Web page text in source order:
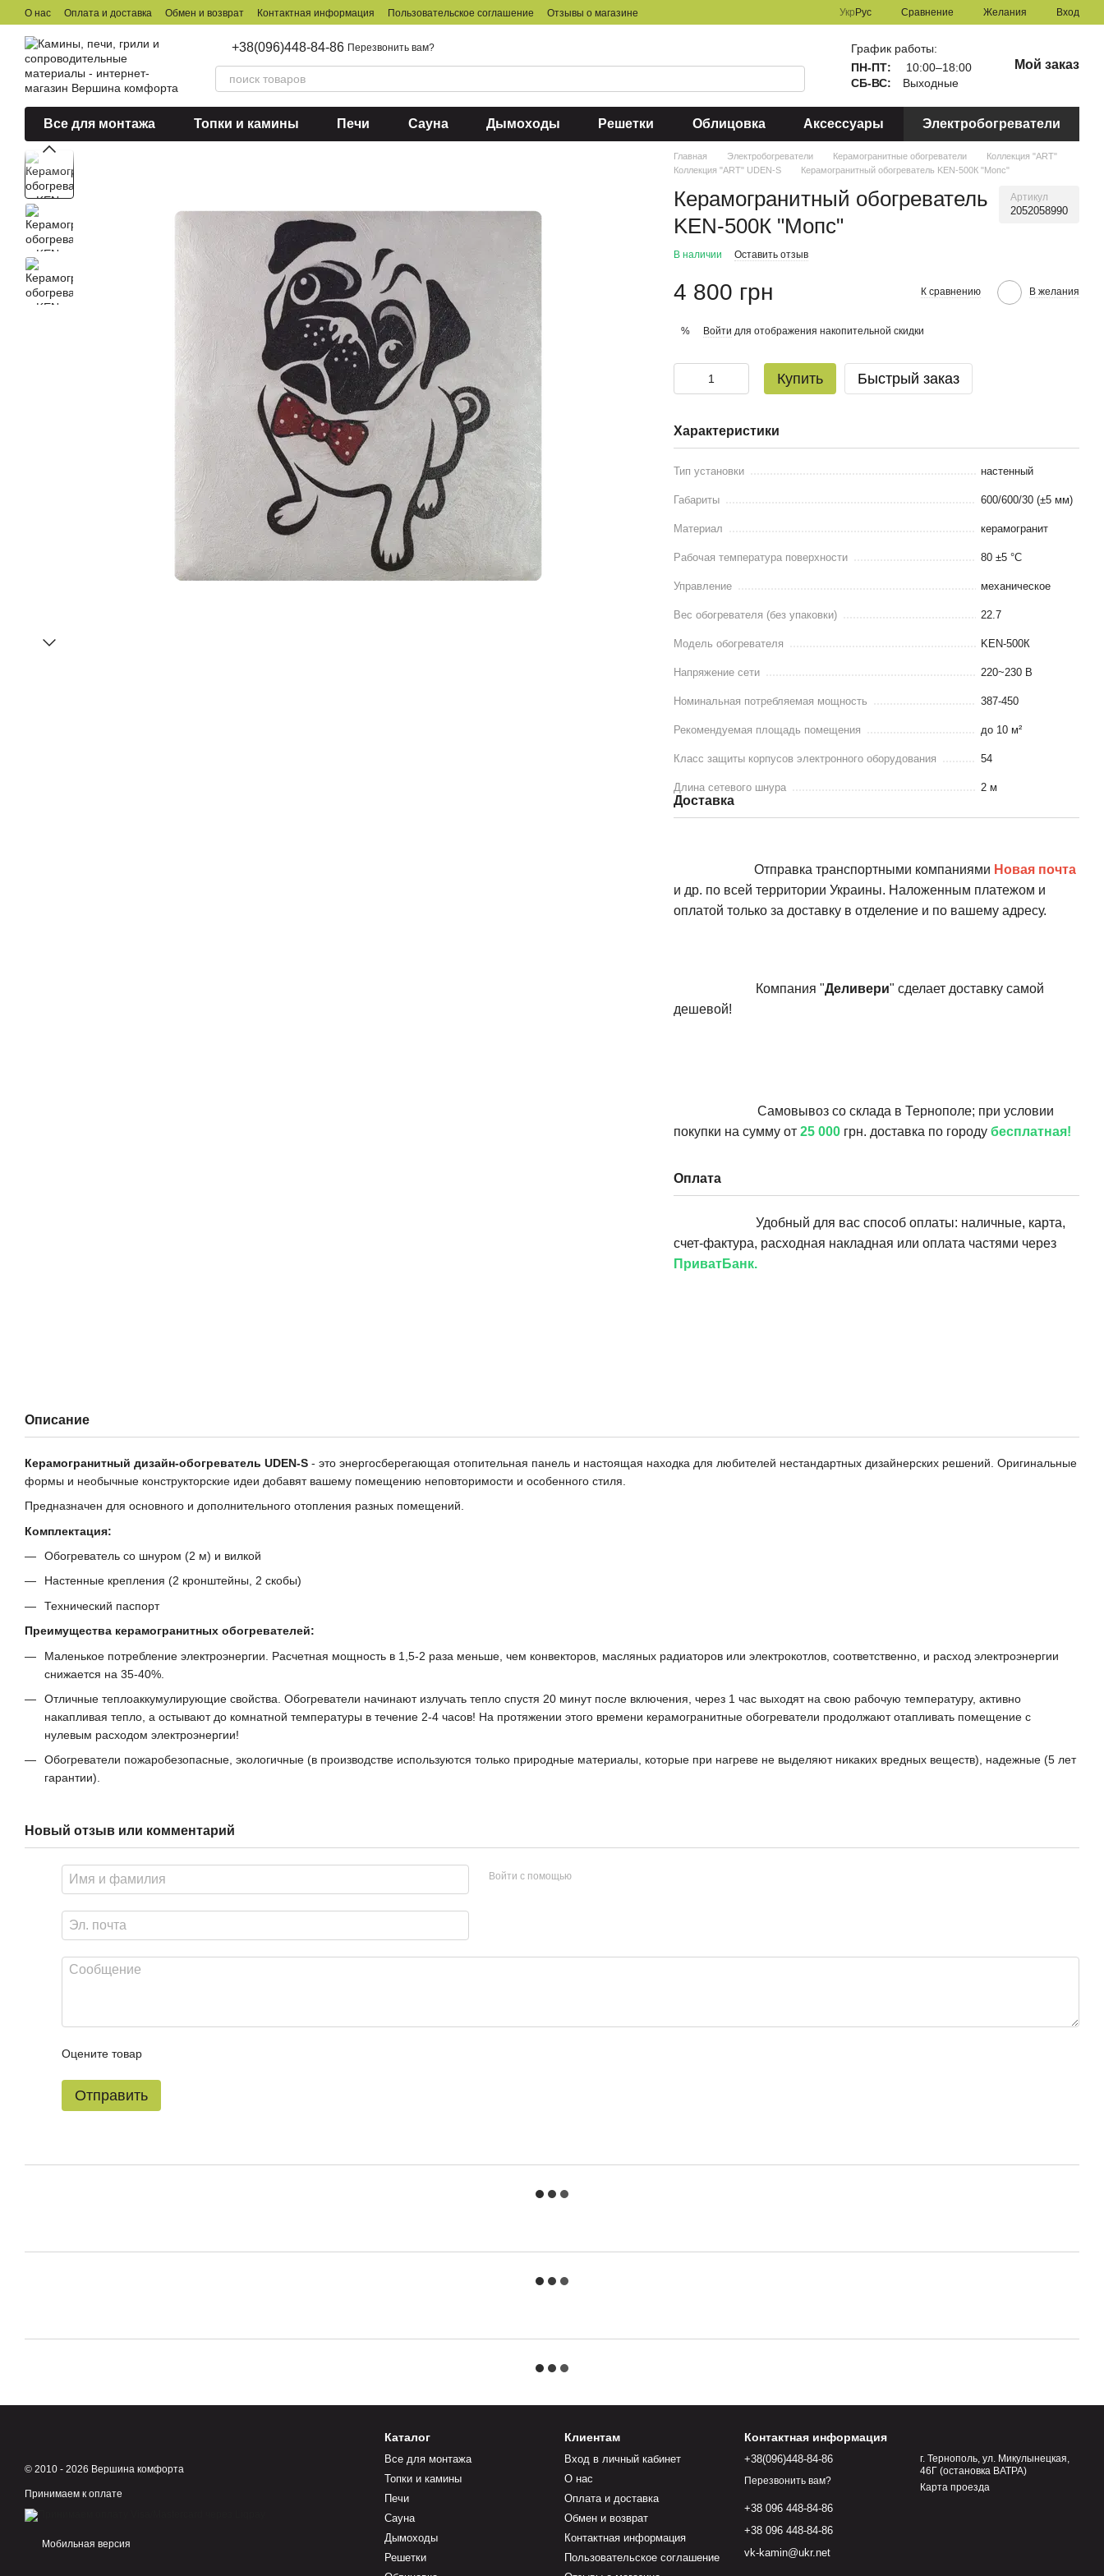
Перейти к основному контенту
О нас Оплата и доставка Обмен и возврат Контактная информация Пользовательское соглашение Отзывы о магазине Укр Рус Сравнение Желания Вход
+38(096)448-84-86 Перезвонить вам?
График работы:
ПН-ПТ:
10:00–18:00
СБ-ВС:
Выходные
Мой заказ
Все для монтажа Топки и камины Печи Сауна Дымоходы Решетки Облицовка Аксессуары Электробогреватели
Главная Электробогреватели Керамогранитные обогреватели
Коллекция "ART"
Коллекция "ART" UDEN-S
Керамогранитный обогреватель KEN-500К "Мопс"
Керамогранитный обогреватель
KEN-500К "Мопс"
Артикул
2052058990
В наличии Оставить отзыв
4 800 грн К сравнению В желания
% Войти для отображения накопительной скидки
Купить Быстрый заказ
Характеристики
Тип установки настенный
Габариты 600/600/30 (±5 мм)
Материал керамогранит
Рабочая температура поверхности 80 ±5 °С
Управление механическое
Вес обогревателя (без упаковки) 22.7
Модель обогревателя KEN-500К
Напряжение сети 220~230 В
Номинальная потребляемая мощность 387-450
Рекомендуемая площадь помещения до 10 м²
Класс защиты корпусов электронного оборудования 54
Длина сетевого шнура 2 м
Доставка
Отправка транспортными компаниями Новая почта
и др. по всей территории Украины. Наложенным платежом и
оплатой только за доставку в отделение и по вашему адресу.
Компания "Деливери" сделает доставку самой
дешевой!
Самовывоз со склада в Тернополе; при условии
покупки на сумму от25 000 грн. доставка по городубесплатная!
Оплата
Удобный для вас способ оплаты: наличные, карта,
счет-фактура, расходная накладная или оплата частями через
ПриватБанк.
Описание
Керамогранитный дизайн-обогреватель UDEN-S - это энергосберегающая отопительная панель и настоящая находка для любителей нестандартных дизайнерских решений. Оригинальные
формы и необычные конструкторские идеи добавят вашему помещению неповторимости и особенного стиля.
Предназначен для основного и дополнительного отопления разных помещений.
Комплектация:
Обогреватель со шнуром (2 м) и вилкой
Настенные крепления (2 кронштейны, 2 скобы)
Технический паспорт
Преимущества керамогранитных обогревателей:
Маленькое потребление электроэнергии. Расчетная мощность в 1,5-2 раза меньше, чем конвекторов, масляных радиаторов или электрокотлов, соответственно, и расход электроэнергии
снижается на 35-40%.
Отличные теплоаккумулирующие свойства. Обогреватели начинают излучать тепло спустя 20 минут после включения, через 1 час выходят на свою рабочую температуру, активно
накапливая тепло, а остывают до комнатной температуры в течение 2-4 часов! На протяжении этого времени керамогранитные обогреватели продолжают отапливать помещение с
нулевым расходом электроэнергии!
Обогреватели пожаробезопасные, экологичные (в производстве используются только природные материалы, которые при нагреве не выделяют никаких вредных веществ), надежные (5 лет
гарантии).
Новый отзыв или комментарий
Войти с помощью
Оцените товар
Отправить
© 2010 - 2026 Вершина комфорта
Принимаем к оплате
Мобильная версия
Каталог
Все для монтажа
Топки и камины
Печи
Сауна
Дымоходы
Решетки
Клиентам
Вход в личный кабинет
О нас
Оплата и доставка
Обмен и возврат
Контактная информация
Пользовательское соглашение
Контактная информация
+38(096)448-84-86
Перезвонить вам?
+38 096 448-84-86
+38 096 448-84-86
vk-kamin@ukr.net
г. Тернополь, ул. Микулынецкая,
46Г (остановка ВАТРА)
Карта проезда